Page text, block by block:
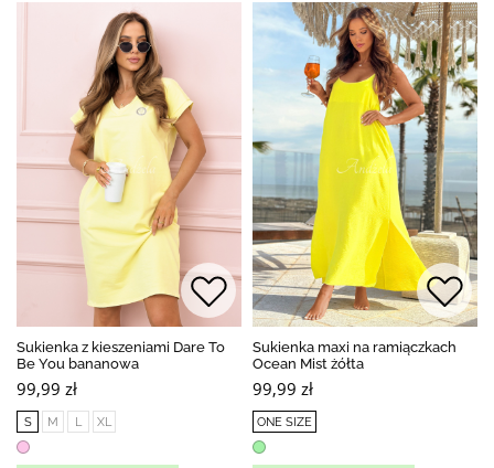
Sukienka z kieszeniami Dare To
Be You bananowa
99,99 zł
S M L XL
Sukienka maxi na ramiączkach
Ocean Mist żółta
99,99 zł
ONE SIZE